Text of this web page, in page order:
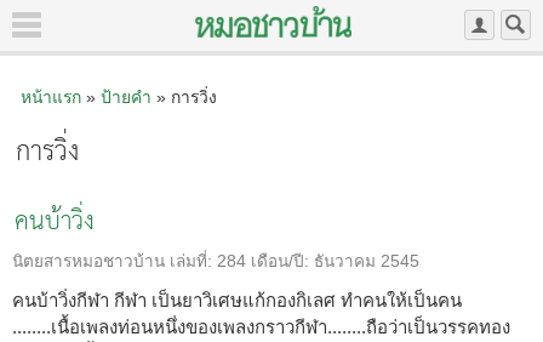
หน้าแรก» ป้ายคำ » การวิ่ง
การวิ่ง
คนบ้าวิ่ง
นิตยสารหมอชาวบ้าน เล่มที่: 284 เดือน/ปี: ธันวาคม 2545
คนบ้าวิ่งกีฬา กีฬา เป็นยาวิเศษแก้กองกิเลศ ทำคนให้เป็นคน
........เนื้อเพลงท่อนหนึ่งของเพลงกราวกีฬา........ถือว่าเป็นวรรคทอง